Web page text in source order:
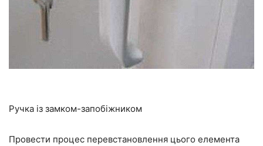
Ручка із замком-запобіжником
Провести процес перевстановлення цього елемента